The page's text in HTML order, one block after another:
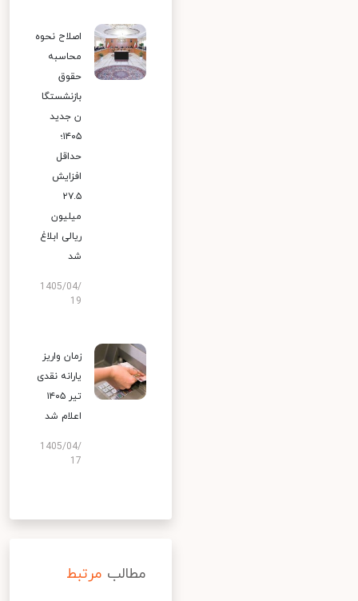
اصلاح نحوه
محاسبه
حقوق
بازنشستگا
ن جدید
۱۴۰۵؛
حداقل
افزایش
۲۷.۵
میلیون
ریالی ابلاغ
شد
1405/04/
19
زمان واریز
یارانه نقدی
تیر ۱۴۰۵
اعلام شد
1405/04/
17
مطالب مرتبط